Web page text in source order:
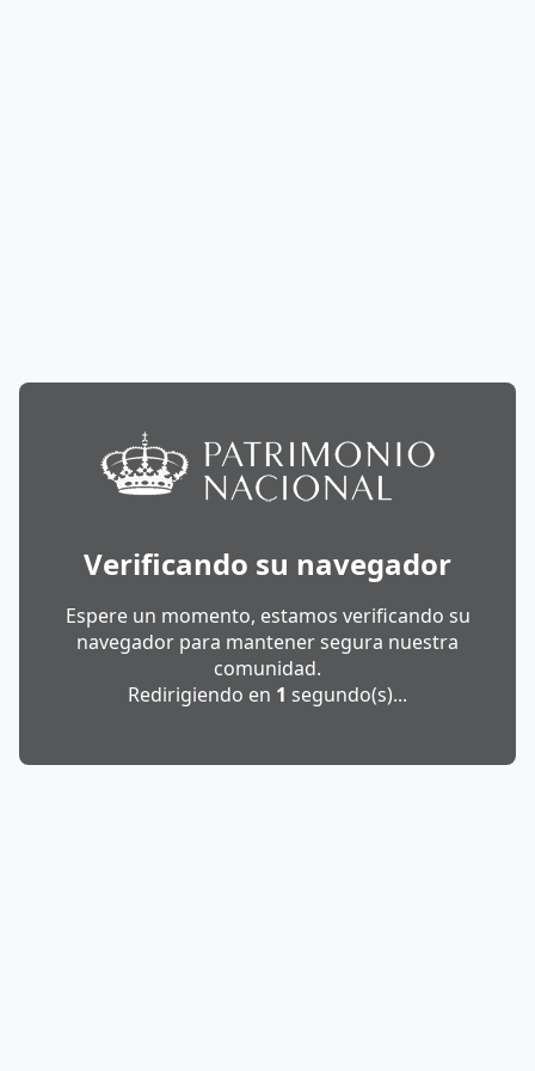
Verificando su navegador
Espere un momento, estamos verificando su
navegador para mantener segura nuestra
comunidad.
Redirigiendo en 1 segundo(s)...